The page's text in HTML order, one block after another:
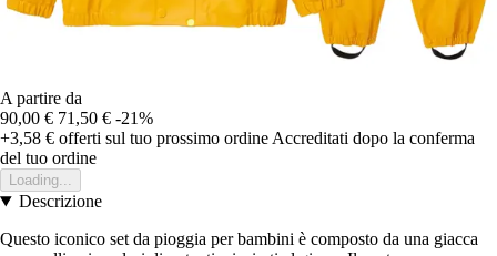
A partire da
90,00 € 71,50 € -21%
+3,58 € offerti sul tuo prossimo ordine Accreditati dopo la conferma
del tuo ordine
Loading...
Descrizione
Questo iconico set da pioggia per bambini è composto da una giacca